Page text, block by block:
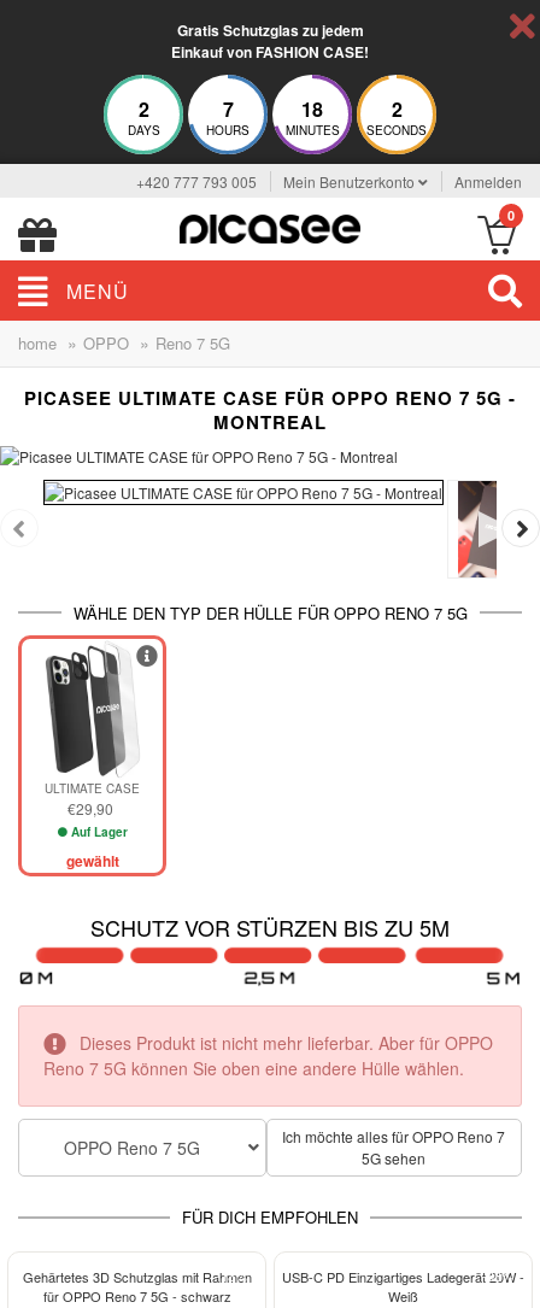
Gratis Schutzglas zu jedem
Einkauf von FASHION CASE!
2
DAYS
7
HOURS
18
MINUTES
1
SECONDS
+420 777 793 005 Mein Benutzerkonto Anmelden
0
MENÜ
home » OPPO » Reno 7 5G
PICASEE ULTIMATE CASE FÜR OPPO RENO 7 5G -
MONTREAL
WÄHLE DEN TYP DER HÜLLE FÜR OPPO RENO 7 5G
ULTIMATE CASE
€29,90
Auf Lager
gewählt
SCHUTZ VOR STÜRZEN BIS ZU 5M
Dieses Produkt ist nicht mehr lieferbar. Aber für OPPO
Reno 7 5G können Sie oben eine andere Hülle wählen.
OPPO Reno 7 5G
Ich möchte alles für OPPO Reno 7
5G sehen
FÜR DICH EMPFOHLEN
-13%
Gehärtetes 3D Schutzglas mit Rahmen
für OPPO Reno 7 5G - schwarz
-38%
USB-C PD Einzigartiges Ladegerät 20W -
Weiß